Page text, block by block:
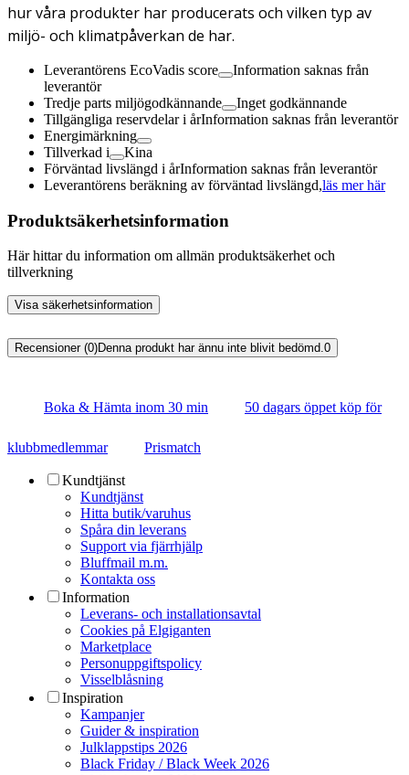
hur våra produkter har producerats och vilken typ av
miljö- och klimatpåverkan de har.
Leverantörens EcoVadis score
Information saknas från
leverantör
Tredje parts miljögodkännande
Inget godkännande
Tillgängliga reservdelar i årInformation saknas från leverantör
Energimärkning
Tillverkad i
Kina
Förväntad livslängd i årInformation saknas från leverantör
Leverantörens beräkning av förväntad livslängd,läs mer här
Produktsäkerhetsinformation
Här hittar du information om allmän produktsäkerhet och
tillverkning
Visa säkerhetsinformation
Recensioner (0)Denna produkt har ännu inte blivit bedömd.0
Boka & Hämta inom 30 min 50 dagars öppet köp för
klubbmedlemmar Prismatch
Kundtjänst
Kundtjänst
Hitta butik/varuhus
Spåra din leverans
Support via fjärrhjälp
Bluffmail m.m.
Kontakta oss
Information
Leverans- och installationsavtal
Cookies på Elgiganten
Marketplace
Personuppgiftspolicy
Visselblåsning
Inspiration
Kampanjer
Guider & inspiration
Julklappstips 2026
Black Friday / Black Week 2026